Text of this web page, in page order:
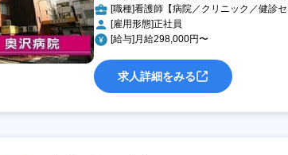
[職種]看護師【病院／クリニック／健診セ
[雇用形態]正社員
[給与]月給298,000円〜
求人詳細をみる